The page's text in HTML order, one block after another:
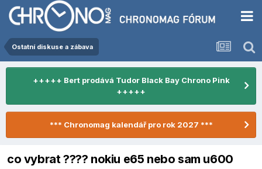
Ostatní diskuse a zábava
+++++ Bert prodává Tudor Black Bay Chrono Pink
+++++
*** Chronomag kalendář pro rok 2027 ***
co vybrat ???? nokiu e65 nebo sam u600